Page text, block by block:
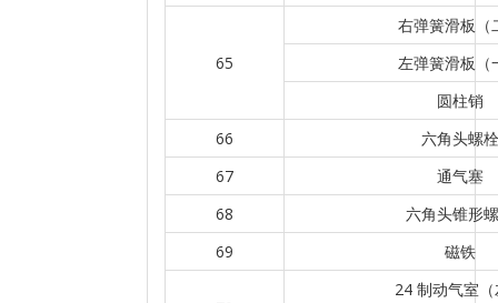
65
右弹簧滑板（
左弹簧滑板（
圆柱销
66
六角头螺栓
67
通气塞
68
六角头锥形
69
磁铁
24 制动气室